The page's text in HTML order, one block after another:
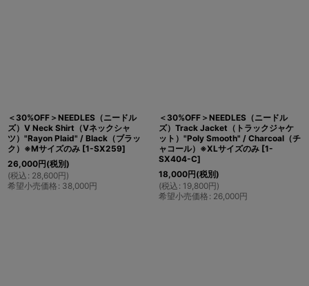
＜30%OFF＞NEEDLES（ニードル
ズ）V Neck Shirt（Vネックシャ
ツ）"Rayon Plaid" / Black（ブラッ
ク）※Mサイズのみ [1-SX259]
26,000円(税別)
(税込 : 28,600円)
希望小売価格 : 38,000円
＜30%OFF＞NEEDLES（ニードル
ズ）Track Jacket（トラックジャケ
ット）"Poly Smooth" / Charcoal（チ
ャコール）※XLサイズのみ [1-
SX404-C]
18,000円(税別)
(税込 : 19,800円)
希望小売価格 : 26,000円